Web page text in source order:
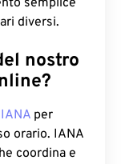
semplice
diversi.
nostro
IANA per
orario. IANA
coordina e